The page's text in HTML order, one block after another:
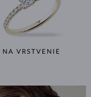
NA VRSTVENIE